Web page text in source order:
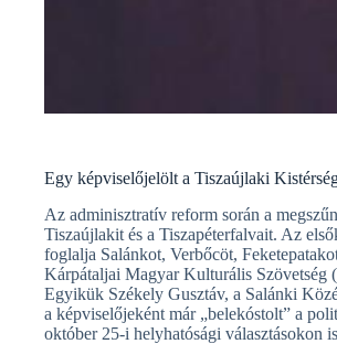
Egy képviselőjelölt a Tiszaújlaki
Az adminisztratív reform során a
Tiszaújlakit és a Tiszapéterfalvait. Az
foglalja Salánkot, Verbőcöt,
Kárpátaljai Magyar Kulturális Szövetség
Egyikük Székely Gusztáv, a Salánki
a képviselőjeként már „belekóstolt” a
október 25-i helyhatósági választásokon